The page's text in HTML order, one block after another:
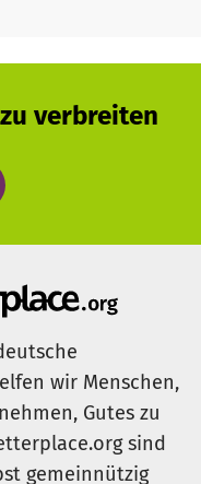
verbreiten
wir Menschen,
Gutes zu
sind
gemeinnützig